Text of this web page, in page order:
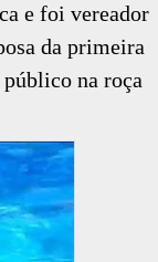
e foi vereador
da primeira
na roça